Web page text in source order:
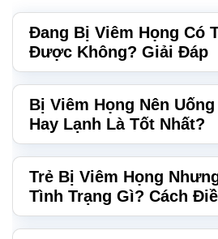
Đang Bị Viêm Họng Có
Được Không? Giải Đáp
Bị Viêm Họng Nên
Hay Lạnh Là Tốt Nhất?
Trẻ Bị Viêm Họng
Tình Trạng Gì? Cách